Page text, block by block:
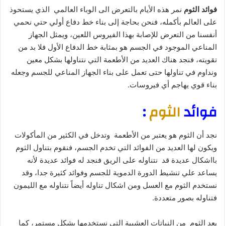
فوائد الثوم نمر هذه الأيام بالتعرض الى الوباء العالمي الذي يستحوذ
على العالم بأكمله، فنحن بحاجة إلى بناء خط دفاع أولي حتي نحمي
أنفسنا من التعرض للإصابة بهذا الفيروس اللعين، ويمثل الجهاز
المناعي الموجود في الجسم هو بمثابة خط الدفاع الأول فلا بد من
تقويته، فنجد هناك العديد من الأطعمة التي نتناولها بشكل معين
ونداوم في تناولها حتى تعمل على بناء الجهاز المناعي للجسم وجعله
بناء قوي يهاجم أي فيروسات.
فوائدالثوم:
نجد أن الثوم هو يعتبر من الأطعمة وتدخل في الكثير من المأكولات
ويكون لها العديد من الفوائد التي تخدم الجسم، فنقوم بتناول الثوم
بااشكال عديدة قد نتناوله على الريق فنجد له فوائد عديدة لأنه
يساعد علي تنشيط الدورة الدموية للجسم وفوائد كثيرة جدا، وقد
نستخدم الثوم مع العسل ومن اشكال تناوله أيضاً نتناوله مع الليمون
فتناوله بصور متعددة.
يعد الثوم من النباتات العشبية التي نستخدمها بشكل مستمر، كما